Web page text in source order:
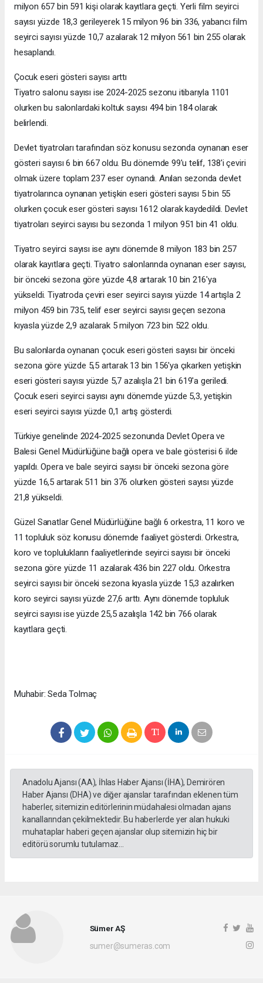
milyon 657 bin 591 kişi olarak kayıtlara geçti. Yerli film seyirci
sayısı yüzde 18,3 gerileyerek 15 milyon 96 bin 336, yabancı film
seyirci sayısı yüzde 10,7 azalarak 12 milyon 561 bin 255 olarak
hesaplandı.
Çocuk eseri gösteri sayısı arttı
Tiyatro salonu sayısı ise 2024-2025 sezonu itibarıyla 1101
olurken bu salonlardaki koltuk sayısı 494 bin 184 olarak
belirlendi.
Devlet tiyatroları tarafından söz konusu sezonda oynanan eser
gösteri sayısı 6 bin 667 oldu. Bu dönemde 99'u telif, 138'i çeviri
olmak üzere toplam 237 eser oynandı. Anılan sezonda devlet
tiyatrolarınca oynanan yetişkin eseri gösteri sayısı 5 bin 55
olurken çocuk eser gösteri sayısı 1612 olarak kaydedildi. Devlet
tiyatroları seyirci sayısı bu sezonda 1 milyon 951 bin 41 oldu.
Tiyatro seyirci sayısı ise aynı dönemde 8 milyon 183 bin 257
olarak kayıtlara geçti. Tiyatro salonlarında oynanan eser sayısı,
bir önceki sezona göre yüzde 4,8 artarak 10 bin 216'ya
yükseldi. Tiyatroda çeviri eser seyirci sayısı yüzde 14 artışla 2
milyon 459 bin 735, telif eser seyirci sayısı geçen sezona
kıyasla yüzde 2,9 azalarak 5 milyon 723 bin 522 oldu.
Bu salonlarda oynanan çocuk eseri gösteri sayısı bir önceki
sezona göre yüzde 5,5 artarak 13 bin 156'ya çıkarken yetişkin
eseri gösteri sayısı yüzde 5,7 azalışla 21 bin 619'a geriledi.
Çocuk eseri seyirci sayısı aynı dönemde yüzde 5,3, yetişkin
eseri seyirci sayısı yüzde 0,1 artış gösterdi.
Türkiye genelinde 2024-2025 sezonunda Devlet Opera ve
Balesi Genel Müdürlüğüne bağlı opera ve bale gösterisi 6 ilde
yapıldı. Opera ve bale seyirci sayısı bir önceki sezona göre
yüzde 16,5 artarak 511 bin 376 olurken gösteri sayısı yüzde
21,8 yükseldi.
Güzel Sanatlar Genel Müdürlüğüne bağlı 6 orkestra, 11 koro ve
11 topluluk söz konusu dönemde faaliyet gösterdi. Orkestra,
koro ve toplulukların faaliyetlerinde seyirci sayısı bir önceki
sezona göre yüzde 11 azalarak 436 bin 227 oldu. Orkestra
seyirci sayısı bir önceki sezona kıyasla yüzde 15,3 azalırken
koro seyirci sayısı yüzde 27,6 arttı. Aynı dönemde topluluk
seyirci sayısı ise yüzde 25,5 azalışla 142 bin 766 olarak
kayıtlara geçti.
Muhabir: Seda Tolmaç
Anadolu Ajansı (AA), İhlas Haber Ajansı (İHA), Demirören
Haber Ajansı (DHA) ve diğer ajanslar tarafından eklenen tüm
haberler, sitemizin editörlerinin müdahalesi olmadan ajans
kanallarından çekilmektedir. Bu haberlerde yer alan hukuki
muhataplar haberi geçen ajanslar olup sitemizin hiç bir
editörü sorumlu tutulamaz...
Sümer AŞ
sumer@sumeras.com